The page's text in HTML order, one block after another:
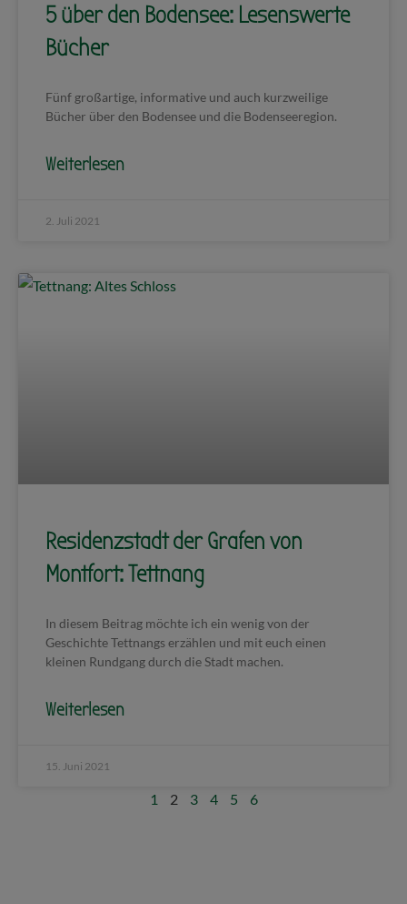
5 über den Bodensee: Lesenswerte
Bücher
Fünf großartige, informative und auch kurzweilige
Bücher über den Bodensee und die Bodenseeregion.
Weiterlesen
2. Juli 2021
Residenzstadt der Grafen von
Montfort: Tettnang
In diesem Beitrag möchte ich ein wenig von der
Geschichte Tettnangs erzählen und mit euch einen
kleinen Rundgang durch die Stadt machen.
Weiterlesen
15. Juni 2021
1 2 3 4 5 6